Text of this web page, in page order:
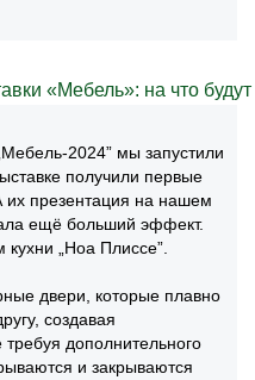
2024” мы запустили
получили первые
их презентация на нашем
ещё больший эффект.
„Ноа Плиссе”.
двери, которые плавно
создавая
дополнительного
и закрываются